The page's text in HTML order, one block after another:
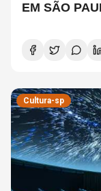
EM SÃO
Cultura-sp